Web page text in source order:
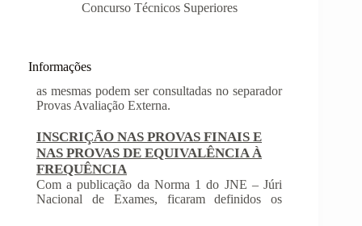
Concurso Técnicos Superiores
Informações
INSCRIÇÃO NAS PROVAS FINAIS E
FREQUÊNCIA
Com a publicação da Norma 1 do JNE – Júri
Nacional de Exames, ficaram definidos os
prazos para inscrição nas provas finais e nas
provas de equivalência à frequência, para
alunos autopropostos do ensino básico.